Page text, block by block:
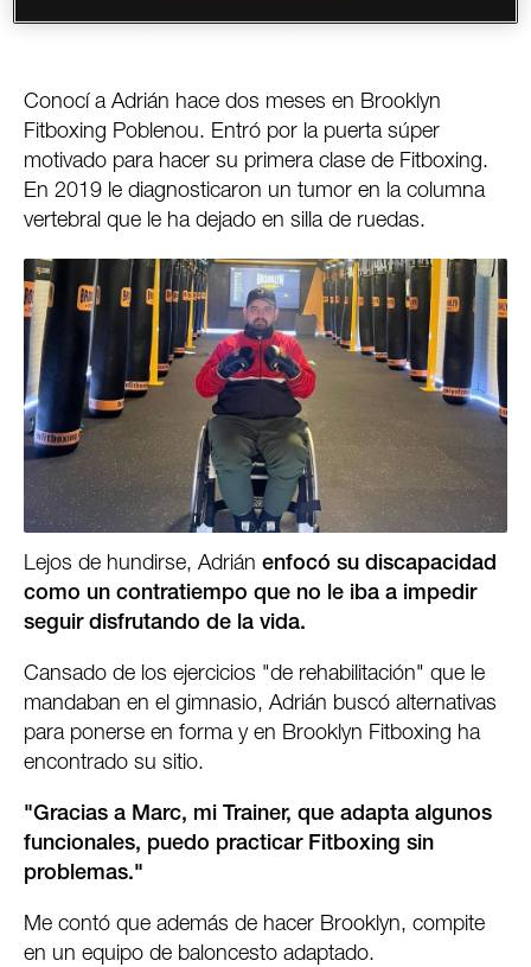
Conocí a Adrián hace dos meses en Brooklyn
Fitboxing Poblenou. Entró por la puerta súper
motivado para hacer su primera clase de Fitboxing.
En 2019 le diagnosticaron un tumor en la columna
vertebral que le ha dejado en silla de ruedas.
Lejos de hundirse, Adrián enfocó su discapacidad
como un contratiempo que no le iba a impedir
seguir disfrutando de la vida.
Cansado de los ejercicios "de rehabilitación" que le
mandaban en el gimnasio, Adrián buscó alternativas
para ponerse en forma y en Brooklyn Fitboxing ha
encontrado su sitio.
"Gracias a Marc, mi Trainer, que adapta algunos
funcionales, puedo practicar Fitboxing sin
problemas."
Me contó que además de hacer Brooklyn, compite
en un equipo de baloncesto adaptado.